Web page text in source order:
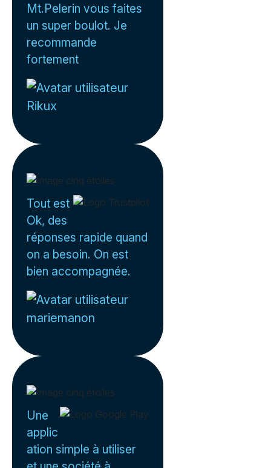
Mt.Pelerin vous faites
un super boulot. Je
recommande
fortement
Rikux
Tout est
Ok, des
réponses rapide quand
on a besoin. On est
bien accompagnée.
mariemanon
Une
applic
ation simple à utiliser